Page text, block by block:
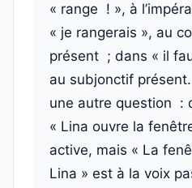
« range ! », à
« je rangerais », au
présent ; dans « il
au subjonctif
une autre question :
« Lina ouvre la
active, mais « La
Lina » est à la voix